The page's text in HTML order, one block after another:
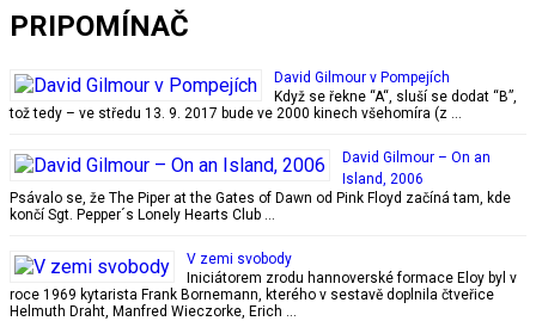
PRIPOMÍNAČ
David Gilmour v Pompejích
Když se řekne “A“, sluší se dodat “B”,
tož tedy – ve středu 13. 9. 2017 bude ve 2000 kinech všehomíra (z …
David Gilmour – On an
Island, 2006
Psávalo se, že The Piper at the Gates of Dawn od Pink Floyd začíná tam, kde
končí Sgt. Pepper´s Lonely Hearts Club …
V zemi svobody
Iniciátorem zrodu hannoverské formace Eloy byl v
roce 1969 kytarista Frank Bornemann, kterého v sestavě doplnila čtveřice
Helmuth Draht, Manfred Wieczorke, Erich …